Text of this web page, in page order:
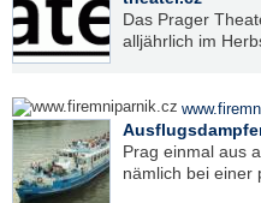
Das Prager
alljährlich im
Prag einmal aus
nämlich bei einer